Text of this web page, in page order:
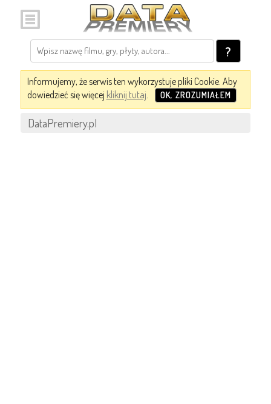
?
Informujemy, że serwis ten wykorzystuje pliki Cookie. Aby
dowiedzieć się więcej kliknij tutaj. OK, ZROZUMIAŁEM
DataPremiery.pl